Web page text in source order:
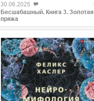
30.06.2025
Бесшабашный. Книга 3. Золотая
пряжа